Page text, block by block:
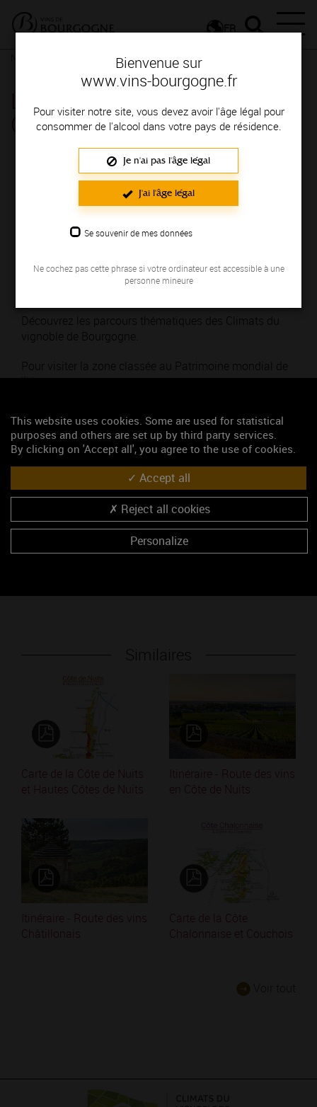
Bienvenue sur
www.vins-bourgogne.fr
Pour visiter notre site, vous devez avoir l'âge légal pour
consommer de l'alcool dans votre pays de résidence.
Je n'ai pas l'âge légal
J'ai l'âge légal
Se souvenir de mes données
Ne cochez pas cette phrase si votre ordinateur est accessible à une
personne mineure
FR
Les parcours thématiques des Climats
Les parcours thématiques des
Climats
Découvrez les parcours thématiques des Climats du
vignoble de Bourgogne.
Pour visiter la zone classée au Patrimoine mondial de
l'Unesco.
Thématique : Pour voyager
Poids :
Ajouté le 31 janvier 2017
Mots-clés
UNESCO
Lieux-Dits
Parcours de visites
itinéraires
Similaires
Carte de la Côte de Nuits
et Hautes Côtes de Nuits
Itinéraire - Route des vins
en Côte de Nuits
Itinéraire - Route des vins
Châtillonais
Carte de la Côte
Chalonnaise et Couchois
This website uses cookies. Some are used for statistical
purposes and others are set up by third party services.
By clicking on 'Accept all', you agree to the use of cookies.
Accept all
Reject all cookies
Personalize